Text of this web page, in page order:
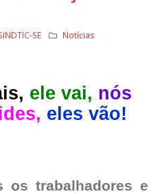
SE Notícias
ele vai, nós
eles vão!
os trabalhadores e